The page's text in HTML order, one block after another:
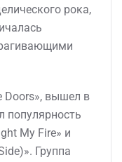
рока,
Doors», вышел в
популярность
My Fire» и
Группа